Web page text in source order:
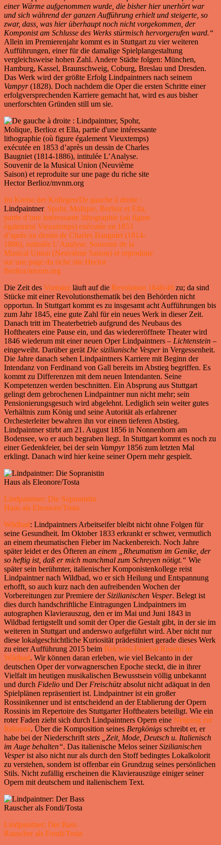
einer Wärme aufgenommen wurde, die bisher hier unerhört war
und sich während der ganzen Aufführung erhielt und steigerte, so
zwar, dass, was hier überhaupt noch nicht vorgekommen, der
Komponist am Schlusse des Werks stürmisch hervorgerufen ward.“
Allein im Premierenjahr kommt es in Stuttgart zu vier weiteren
Aufführungen, einer für die damalige Spielplangestaltung
vergleichsweise hohen Zahl. Andere Städte folgen: München,
Hamburg, Kassel, Braunschweig, Coburg, Breslau und Dresden.
Das Werk wird der größte Erfolg Lindpaintners nach seinem
Vampyr(1828). Doch nachdem die Oper die ersten Schritte einer
erfolgversprechenden Karriere gemacht hat, wird es aus bisher
unerforschten Gründen still um sie.
Im Kreise der Kollegen/De gauche à droite :
Lindpaintner, Spohr, Molique, Berlioz et Ella,
partie d’une intéressante lithographie (où figure
également Vieuxtemps) exécutée en 1853
d’après un dessin de Charles Baugniet (1814-
1886), intitulée L’Analyse. Souvenir de la
Musical Union (Neuvième Saison) et reproduite
sur une page du riche site Hector
Berlioz/mvnm.org
Die Zeit des Vormärz läuft auf die Revolution 1848/49 zu; da sind
Stücke mit einer Revolutionsthematik bei den Behörden nicht
opportun. In Stuttgart kommt es zu insgesamt acht Aufführungen bis
zum Jahr 1845, eine gute Zahl für ein neues Werk in dieser Zeit.
Danach tritt im Theaterbetrieb aufgrund des Neubaus des
Hoftheaters eine Pause ein, und das wiedereröffnete Theater wird
1846 wiederum mit einer neuen Oper Lindpaintners – Lichtenstein –
eingeweiht. Darüber gerät Die sizilianische Vesperin Vergessenheit.
Die Jahre danach sehen Lindpaintners Karriere mit Beginn der
Intendanz von Ferdinand von Gall bereits im Abstieg begriffen. Es
kommt zu Differenzen mit dem neuen Intendanten. Seine
Kompetenzen werden beschnitten. Ein Absprung aus Stuttgart
gelingt dem gebrochenen Lindpaintner nun nicht mehr; sein
Pensionierungsgesuch wird abgelehnt. Lediglich sein weiter gutes
Verhältnis zum König und seine Autorität als erfahrener
Orchesterleiter bewahren ihn vor einem tieferen Abstieg.
Lindpaintner stirbt am 21. August 1856 in Nonnenhorn am
Bodensee, wo er auch begraben liegt. In Stuttgart kommt es noch zu
einer Gedenkfeier, bei der sein Vampyr1856 zum letzten Mal
erklingt. Danach wird hier keine seiner Opern mehr gespielt.
Lindpaintner: Die Sopranistin
Haus als Eleonore/Tosta
Wildbad: Lindpaintners Arbeitseifer bleibt nicht ohne Folgen für
seine Gesundheit. Im Oktober 1833 erkrankt er schwer, vermutlich
an einem rheumatischen Fieber im Nackenbereich. Noch Jahre
später leidet er des Öfteren an einem „Rheumatism im Genike, der
so heftig ist, daß er mich manchmal zum Schreyen nötigt.“ Wie
später sein berühmter, italienischer Komponistenkollege reist
Lindpaintner nach Wildbad, wo er sich Heilung und Entspannung
erhofft, so auch kurz nach den aufreibenden Wochen der
Vorbereitungen zur Premiere derSizilianischen Vesper. Belegt ist
dies durch handschriftliche Eintragungen Lindpaintners im
autographen Klavierauszug, den er im Mai und Juni 1843 in
Wildbad fertigstellt und somit der Oper die Gestalt gibt, in der sie im
weiteren in Stuttgart und anderswo aufgeführt wird. Aber nicht nur
diese lokalgeschichtliche Kuriosität prädestiniert gerade dieses Werk
zu einer Aufführung 2015 beim Belcanto-Festival Rossini in
Wildbad. Wir können daran erleben, wie viel Belcanto in der
deutschen Oper der vorwagnerschen Epoche steckt, die in ihrer
Vielfalt im heutigen musikalischen Bewusstsein völlig unbekannt
und durch Fidelio und Der Freischütz absolut nicht adäquat in den
Spielplänen repräsentiert ist. Lindpaintner ist ein großer
Rossinikenner und ist entscheidend an der Etablierung der Opern
Rossinis im Repertoire des Stuttgarter Hoftheaters beteiligt. Wie ein
roter Faden zieht sich durch Lindpaintners Opern eine Neigung zur
Italianità. Über die Komposition seines Bergkönigs schreibt er, er
habe bei der Niederschrift stets „Zeit, Mode, Deutsch u. Italienisch
im Auge behalten“. Das italienische Melos seinerSizilianischen
Vesperist also nicht nur als durch den Stoff bedingtes Lokalkolorit
zu verstehen, sondern ist offenbar ein Grundzug seines persönlichen
Stils. Nicht zufällig erscheinen die Klavierauszüge einiger seiner
Opern mit deutschem und italienischem Text.
Lindpaintner: Der Bass
Rauscher als Fondi/Tosta